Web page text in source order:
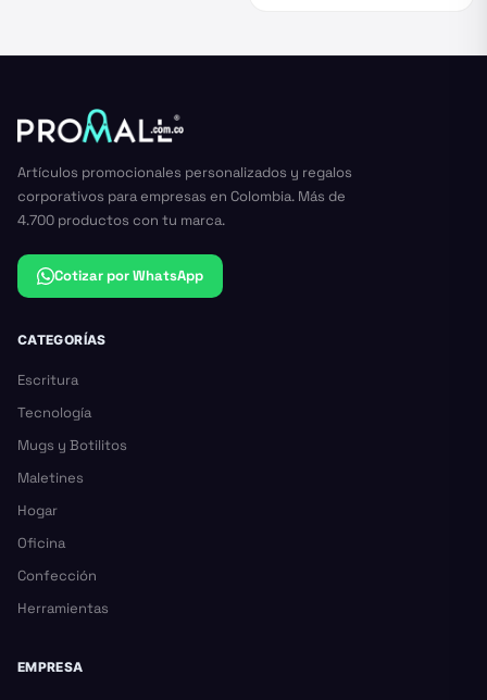
Artículos promocionales personalizados y regalos
corporativos para empresas en Colombia. Más de
4.700 productos con tu marca.
Cotizar por WhatsApp
CATEGORÍAS
Escritura
Tecnología
Mugs y Botilitos
Maletines
Hogar
Oficina
Confección
Herramientas
EMPRESA